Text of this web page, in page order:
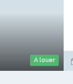
A louer